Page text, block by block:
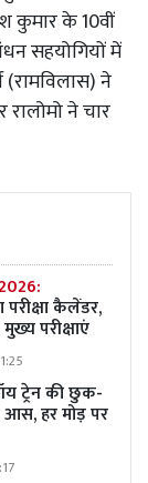
कुमार के 10वीं
सहयोगियों में
ने
ने चार
कैलेंडर,
परीक्षाएं
ट्रेन की छुक-
हर मोड़ पर